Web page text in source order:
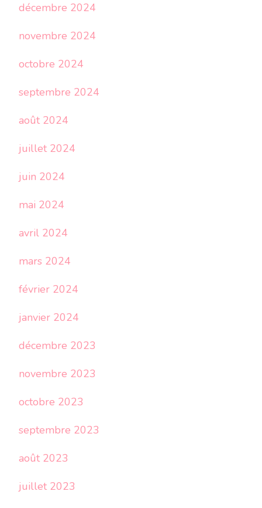
décembre 2024
novembre 2024
octobre 2024
septembre 2024
août 2024
juillet 2024
juin 2024
mai 2024
avril 2024
mars 2024
février 2024
janvier 2024
décembre 2023
novembre 2023
octobre 2023
septembre 2023
août 2023
juillet 2023